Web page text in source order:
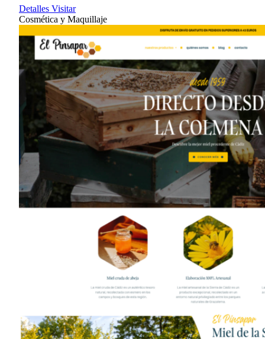
Detalles Visitar
Cosmética y Maquillaje